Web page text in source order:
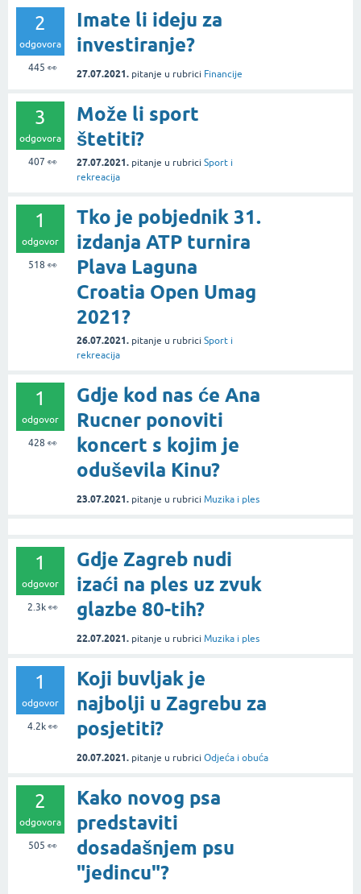
2
odgovora
445 👀
Imate li ideju za
investiranje?
27.07.2021. pitanje u rubrici Financije
3
odgovora
407 👀
Može li sport
štetiti?
27.07.2021. pitanje u rubrici Sport i
rekreacija
1
odgovor
518 👀
Tko je pobjednik 31.
izdanja ATP turnira
Plava Laguna
Croatia Open Umag
2021?
26.07.2021. pitanje u rubrici Sport i
rekreacija
1
odgovor
428 👀
Gdje kod nas će Ana
Rucner ponoviti
koncert s kojim je
oduševila Kinu?
23.07.2021. pitanje u rubrici Muzika i ples
1
odgovor
2.3k👀
Gdje Zagreb nudi
izaći na ples uz zvuk
glazbe 80-tih?
22.07.2021. pitanje u rubrici Muzika i ples
1
odgovor
4.2k👀
Koji buvljak je
najbolji u Zagrebu za
posjetiti?
20.07.2021. pitanje u rubrici Odjeća i obuća
2
odgovora
505 👀
Kako novog psa
predstaviti
dosadašnjem psu
"jedincu"?